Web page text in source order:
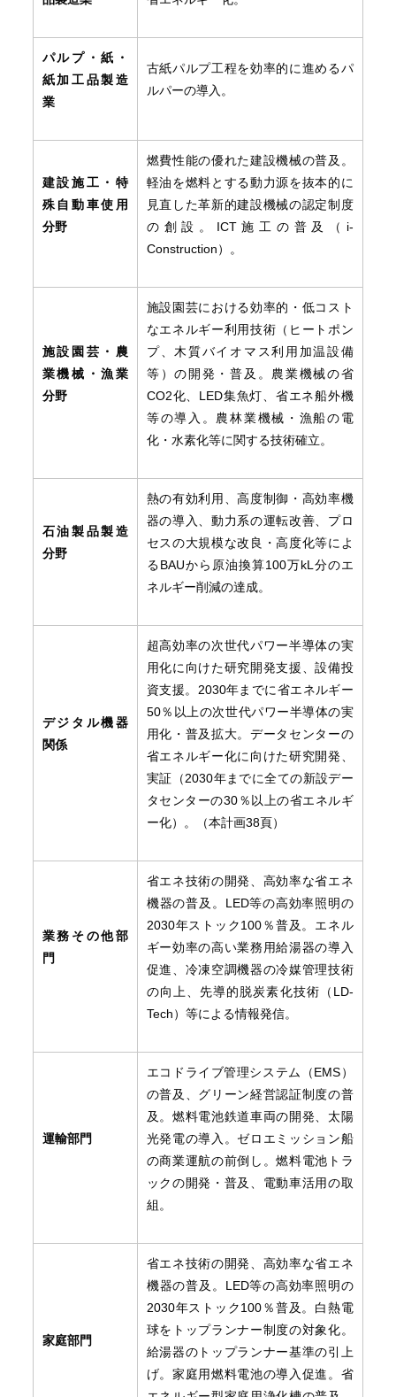
パルプ・紙・
紙加工品製造
業
古紙パルプ工程を効率的に進めるパ
ルパーの導入。
建設施工・特
殊自動車使用
分野
燃費性能の優れた建設機械の普及。
軽油を燃料とする動力源を抜本的に
見直した革新的建設機械の認定制度
の創設。ICT施工の普及（i-
Construction）。
施設園芸・農
業機械・漁業
分野
施設園芸における効率的・低コスト
なエネルギー利用技術（ヒートポン
プ、木質バイオマス利用加温設備
等）の開発・普及。農業機械の省
CO2化、LED集魚灯、省エネ船外機
等の導入。農林業機械・漁船の電
化・水素化等に関する技術確立。
石油製品製造
分野
熱の有効利用、高度制御・高効率機
器の導入、動力系の運転改善、プロ
セスの大規模な改良・高度化等によ
るBAUから原油換算100万kL分のエ
ネルギー削減の達成。
デジタル機器
関係
超高効率の次世代パワー半導体の実
用化に向けた研究開発支援、設備投
資支援。2030年までに省エネルギー
50％以上の次世代パワー半導体の実
用化・普及拡大。データセンターの
省エネルギー化に向けた研究開発、
実証（2030年までに全ての新設デー
タセンターの30％以上の省エネルギ
ー化）。（本計画38頁）
業務その他部
門
省エネ技術の開発、高効率な省エネ
機器の普及。LED等の高効率照明の
2030年ストック100％普及。エネル
ギー効率の高い業務用給湯器の導入
促進、冷凍空調機器の冷媒管理技術
の向上、先導的脱炭素化技術（LD-
Tech）等による情報発信。
運輸部門
エコドライブ管理システム（EMS）
の普及、グリーン経営認証制度の普
及。燃料電池鉄道車両の開発、太陽
光発電の導入。ゼロエミッション船
の商業運航の前倒し。燃料電池トラ
ックの開発・普及、電動車活用の取
組。
家庭部門
省エネ技術の開発、高効率な省エネ
機器の普及。LED等の高効率照明の
2030年ストック100％普及。白熱電
球をトップランナー制度の対象化。
給湯器のトップランナー基準の引上
げ。家庭用燃料電池の導入促進。省